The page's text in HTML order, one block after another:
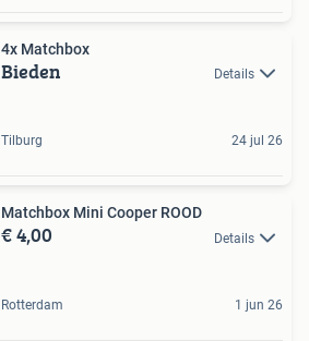
4x Matchbox
Bieden Details
Tilburg 24 jul 26
Matchbox Mini Cooper ROOD
€ 4,00 Details
Rotterdam 1 jun 26